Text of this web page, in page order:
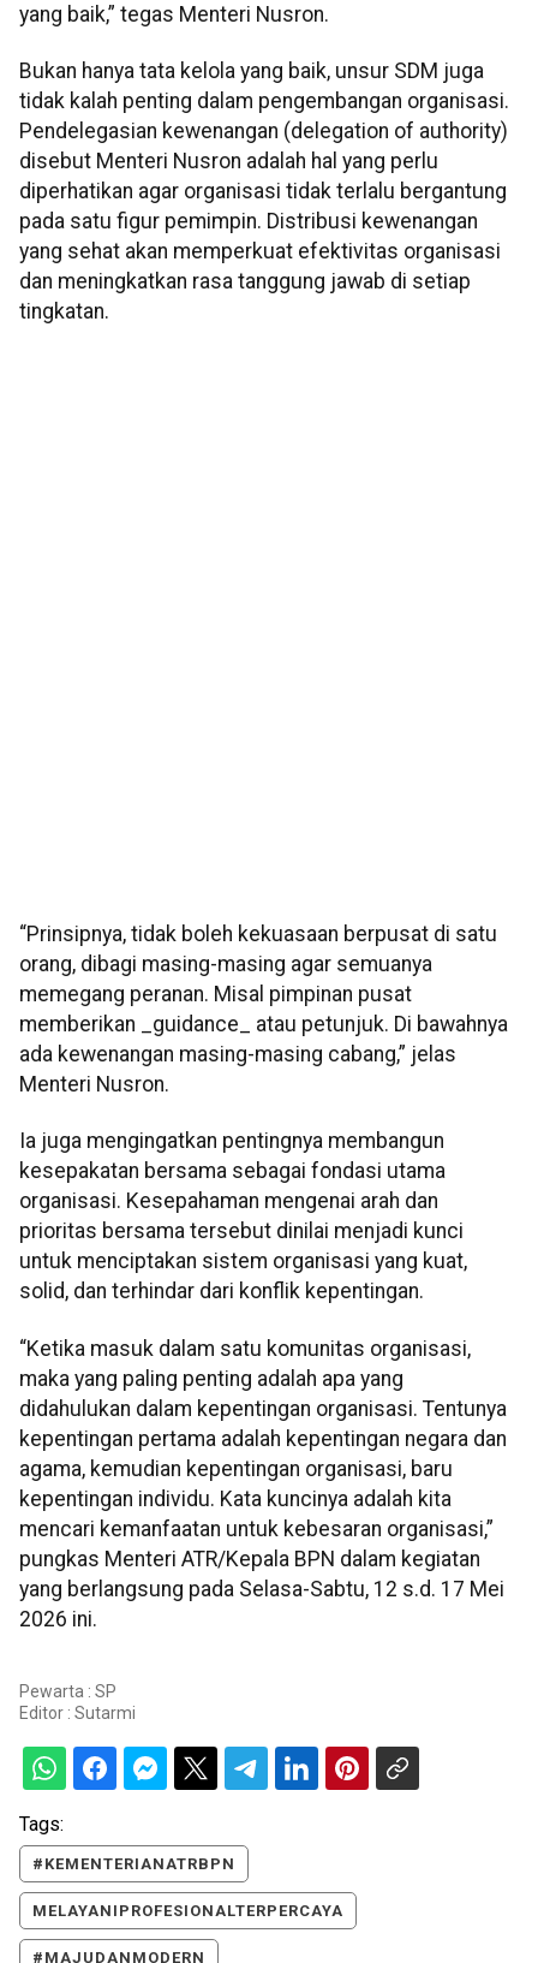
yang baik,” tegas Menteri Nusron.
Bukan hanya tata kelola yang baik, unsur SDM juga
tidak kalah penting dalam pengembangan organisasi.
Pendelegasian kewenangan (delegation of authority)
disebut Menteri Nusron adalah hal yang perlu
diperhatikan agar organisasi tidak terlalu bergantung
pada satu figur pemimpin. Distribusi kewenangan
yang sehat akan memperkuat efektivitas organisasi
dan meningkatkan rasa tanggung jawab di setiap
tingkatan.
“Prinsipnya, tidak boleh kekuasaan berpusat di satu
orang, dibagi masing-masing agar semuanya
memegang peranan. Misal pimpinan pusat
memberikan _guidance_ atau petunjuk. Di bawahnya
ada kewenangan masing-masing cabang,” jelas
Menteri Nusron.
Ia juga mengingatkan pentingnya membangun
kesepakatan bersama sebagai fondasi utama
organisasi. Kesepahaman mengenai arah dan
prioritas bersama tersebut dinilai menjadi kunci
untuk menciptakan sistem organisasi yang kuat,
solid, dan terhindar dari konflik kepentingan.
“Ketika masuk dalam satu komunitas organisasi,
maka yang paling penting adalah apa yang
didahulukan dalam kepentingan organisasi. Tentunya
kepentingan pertama adalah kepentingan negara dan
agama, kemudian kepentingan organisasi, baru
kepentingan individu. Kata kuncinya adalah kita
mencari kemanfaatan untuk kebesaran organisasi,”
pungkas Menteri ATR/Kepala BPN dalam kegiatan
yang berlangsung pada Selasa-Sabtu, 12 s.d. 17 Mei
2026 ini.
Pewarta : SP
Editor : Sutarmi
Tags:
#KEMENTERIANATRBPN
MELAYANIPROFESIONALTERPERCAYA
#MAJUDANMODERN